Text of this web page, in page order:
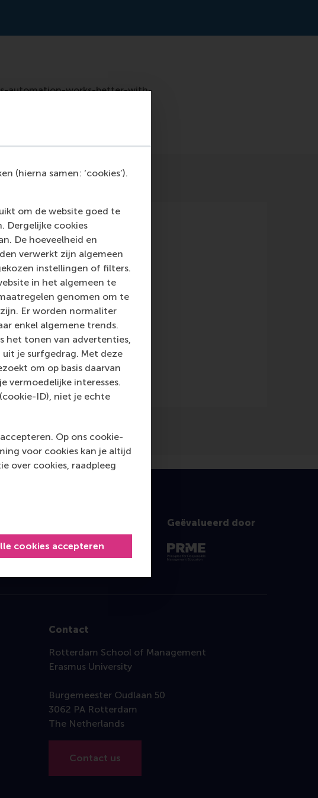
(hierna samen: ‘cookies’).
om de website goed te
Dergelijke cookies
De hoeveelheid en
verwerkt zijn algemeen
instellingen of filters.
in het algemeen te
genomen om te
Er worden normaliter
enkel algemene trends.
het tonen van advertenties,
je surfgedrag. Met deze
om op basis daarvan
vermoedelijke interesses.
ID), niet je echte
Op ons cookie-
voor cookies kan je altijd
over cookies, raadpleeg
cookies accepteren
automation-works-better-with-
Business Review(Magazine)
Geëvalueerd door
Contact
Rotterdam School of Management
Erasmus University
Burgemeester Oudlaan 50
3062 PA Rotterdam
The Netherlands
Contact us